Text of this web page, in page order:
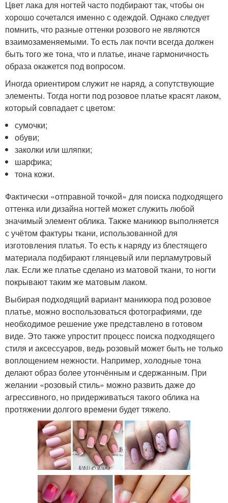
Цвет лака для ногтей часто подбирают так, чтобы он
хорошо сочетался именно с одеждой. Однако следует
помнить, что разные оттенки розового не являются
взаимозаменяемыми. То есть лак почти всегда должен
быть того же тона, что и платье, иначе гармоничность
образа окажется под вопросом.
Иногда ориентиром служит не наряд, а сопутствующие
элементы. Тогда ногти под розовое платье красят лаком,
который совпадает с цветом:
сумочки;
обуви;
заколки или шляпки;
шарфика;
тона кожи.
Фактически «отправной точкой» для поиска подходящего
оттенка или дизайна ногтей может служить любой
значимый элемент облика. Также маникюр выполняется
с учётом фактуры ткани, использованной для
изготовления платья. То есть к наряду из блестящего
материала подбирают глянцевый или перламутровый
лак. Если же платье сделано из матовой ткани, то ногти
покрывают таким же матовым лаком.
Выбирая подходящий вариант маникюра под розовое
платье, можно воспользоваться фотографиями, где
необходимое решение уже представлено в готовом
виде. Это также упростит процесс поиска подходящего
стиля и аксессуаров, ведь розовый может быть не только
воплощением нежности. Например, холодные тона
делают образ более утончённым и сдержанным. При
желании «розовый стиль» можно развить даже до
агрессивного, но придерживаться такого облика на
протяжении долгого времени будет тяжело.